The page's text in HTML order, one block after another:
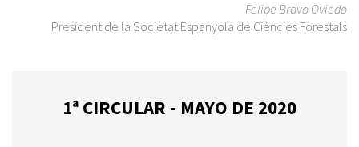
Felipe Bravo Oviedo
President de la Societat Espanyola de Ciències Forestals
1ª CIRCULAR - MAYO DE 2020